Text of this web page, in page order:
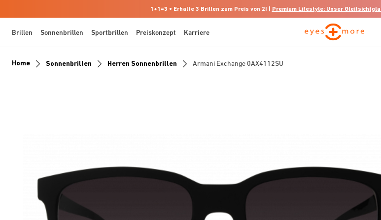
1+1=3 • Erhalte 3 Brillen zum Preis von 2! | Premium Lifestyle: Unser
Brillen Sonnenbrillen Sportbrillen Preiskonzept Karriere
Home Sonnenbrillen Herren Sonnenbrillen Armani Exchange 0AX4112SU